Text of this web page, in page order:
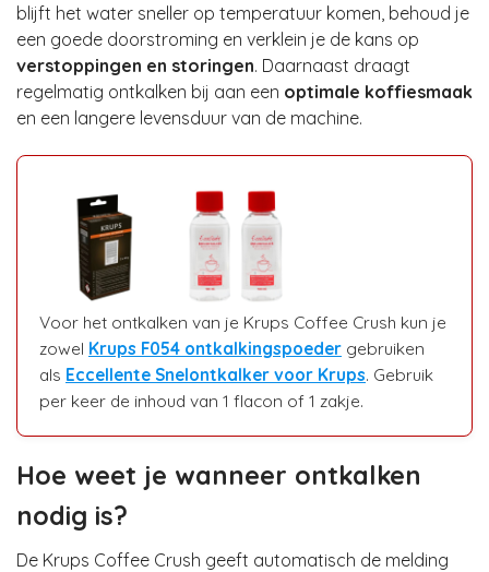
blijft het water sneller op temperatuur komen, behoud je
een goede doorstroming en verklein je de kans op
verstoppingen en storingen. Daarnaast draagt
regelmatig ontkalken bij aan een optimale koffiesmaak
en een langere levensduur van de machine.
Voor het ontkalken van je Krups Coffee Crush kun je
zowel Krups F054 ontkalkingspoeder gebruiken
als Eccellente Snelontkalker voor Krups. Gebruik
per keer de inhoud van 1 flacon of 1 zakje.
Hoe weet je wanneer ontkalken
nodig is?
De Krups Coffee Crush geeft automatisch de melding